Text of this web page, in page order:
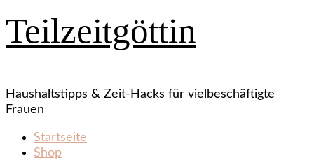
Teilzeitgöttin
Haushaltstipps & Zeit‑Hacks für vielbeschäftigte
Frauen
Startseite
Shop